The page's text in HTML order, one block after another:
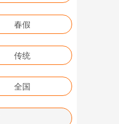
春假
传统
全国